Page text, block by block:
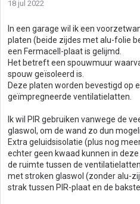
18 jul 2022
In een garage wil ik een
platen (beide zijdes met alu-folie
een Fermacell-plaat is gelijmd.
Het betreft een spouwmuur
spouw geïsoleerd is.
Deze platen worden bevestigd op
geïmpregneerde ventilatielatten.
Ik wil PIR gebruiken vanwege de
glaswol, om de wand zo dun
Extra geluidsisolatie (plus nog
echter geen kwaad kunnen in
de ruimte tussen de
met stroken glaswol (zonder alu-
strak tussen PIR-plaat en de